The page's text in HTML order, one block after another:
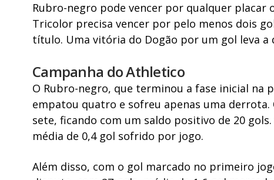
Rubro-negro pode vencer por qualquer
Tricolor precisa vencer por pelo menos dois
título. Uma vitória do Dogão por um gol leva a
Campanha do Athletico
O Rubro-negro, que terminou a fase inicial na
empatou quatro e sofreu apenas uma
sete, ficando com um saldo positivo de 20
média de 0,4 gol sofrido por jogo.
Além disso, com o gol marcado no primeiro